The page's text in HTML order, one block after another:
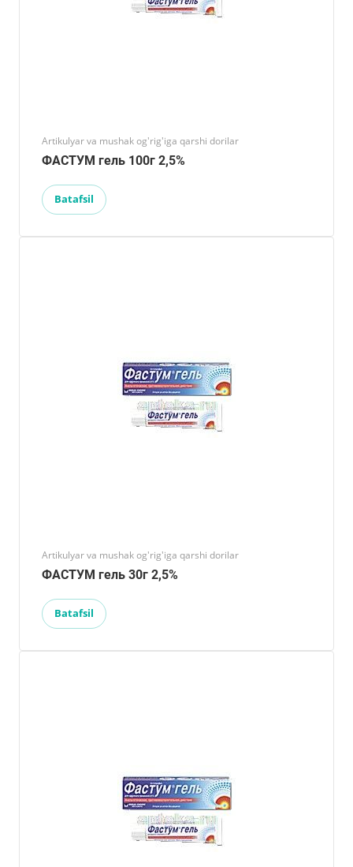
Artikulyar va mushak og'rig'iga qarshi dorilar
ФАСТУМ гель 100г 2,5%
Batafsil
Artikulyar va mushak og'rig'iga qarshi dorilar
ФАСТУМ гель 30г 2,5%
Batafsil